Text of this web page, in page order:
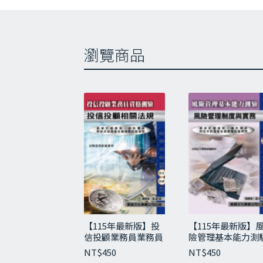
★考
第
第
★考
第
第
第
★
瀏覽商品
【115年最新版】投
信投顧業務員業務員
資格測驗(投信投顧
法規)
NT$450
【115年最新版】
險管理基本能力測
(風險管理制度與實
務)
NT$450